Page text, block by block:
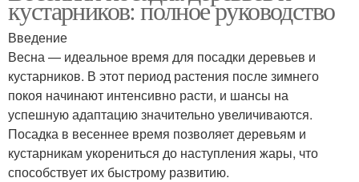
кустарников: полное руководство
Введение
Весна — идеальное время для посадки деревьев и
кустарников. В этот период растения после зимнего
покоя начинают интенсивно расти, и шансы на
успешную адаптацию значительно увеличиваются.
Посадка в весеннее время позволяет деревьям и
кустарникам укорениться до наступления жары, что
способствует их быстрому развитию.